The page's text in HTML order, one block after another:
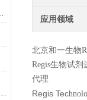
应用领域
北京和一生物
Regis生物试剂
代理
Regis Tec